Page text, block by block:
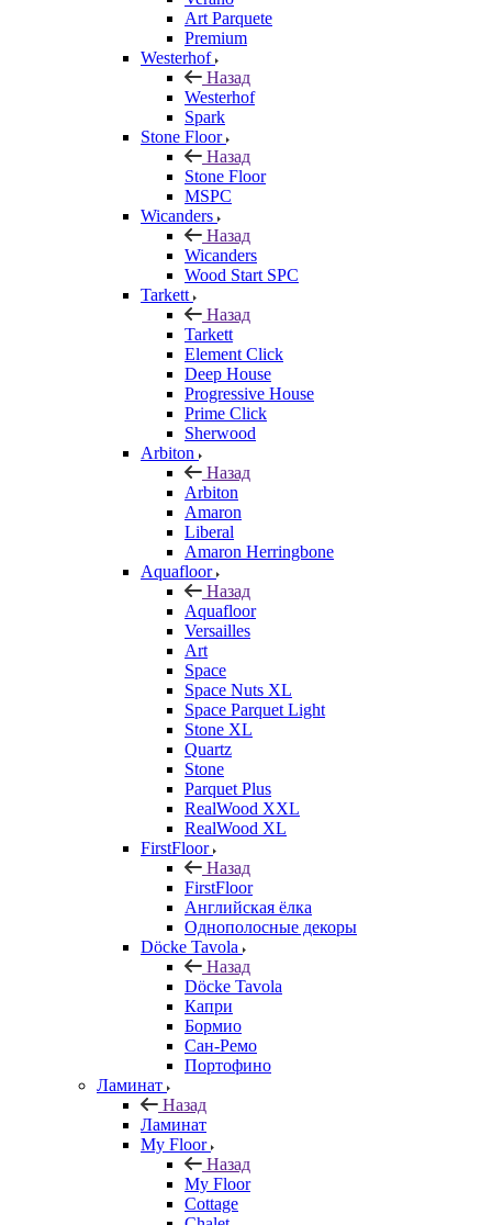
Art Parquete
Premium
Westerhof
Назад
Westerhof
Spark
Stone Floor
Назад
Stone Floor
MSPC
Wicanders
Назад
Wicanders
Wood Start SPC
Tarkett
Назад
Tarkett
Element Click
Deep House
Progressive House
Prime Click
Sherwood
Arbiton
Назад
Arbiton
Amaron
Liberal
Amaron Herringbone
Aquafloor
Назад
Aquafloor
Versailles
Art
Space
Space Nuts XL
Space Parquet Light
Stone XL
Quartz
Stone
Parquet Plus
RealWood XXL
RealWood XL
FirstFloor
Назад
FirstFloor
Английская ёлка
Однополосные декоры
Döcke Tavola
Назад
Döcke Tavola
Капри
Бормио
Сан-Ремо
Портофино
Ламинат
Назад
Ламинат
My Floor
Назад
My Floor
Cottage